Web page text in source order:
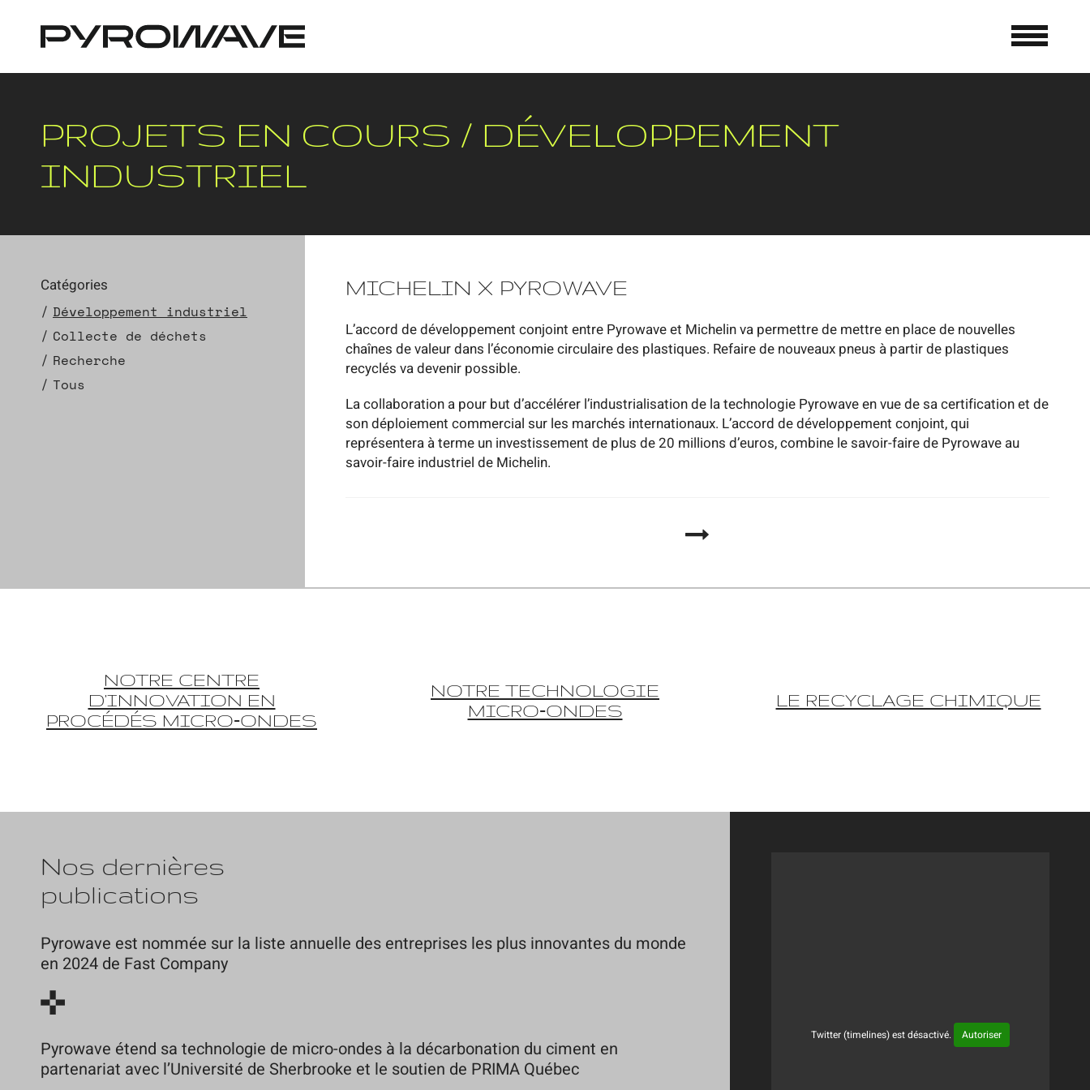
PROJETS EN COURS / DÉVELOPPEMENT
INDUSTRIEL
Catégories
Développement industriel
Collecte de déchets
Recherche
Tous
MICHELIN X PYROWAVE
L’accord de développement conjoint entre Pyrowave et Michelin va permettre de mettre en place de nouvelles
chaînes de valeur dans l’économie circulaire des plastiques. Refaire de nouveaux pneus à partir de plastiques
recyclés va devenir possible.
La collaboration a pour but d’accélérer l’industrialisation de la technologie Pyrowave en vue de sa certification et de
son déploiement commercial sur les marchés internationaux. L’accord de développement conjoint, qui
représentera à terme un investissement de plus de 20 millions d’euros, combine le savoir-faire de Pyrowave au
savoir-faire industriel de Michelin.
NOTRE CENTRE
D'INNOVATION EN
PROCÉDÉS MICRO‑ONDES
NOTRE TECHNOLOGIE
MICRO‑ONDES
LE RECYCLAGE CHIMIQUE
Nos dernières
publications
Pyrowave est nommée sur la liste annuelle des entreprises les plus innovantes du monde
en 2024 de Fast Company
Pyrowave étend sa technologie de micro-ondes à la décarbonation du ciment en
partenariat avec l’Université de Sherbrooke et le soutien de PRIMA Québec
Twitter (timelines) est désactivé. Autoriser